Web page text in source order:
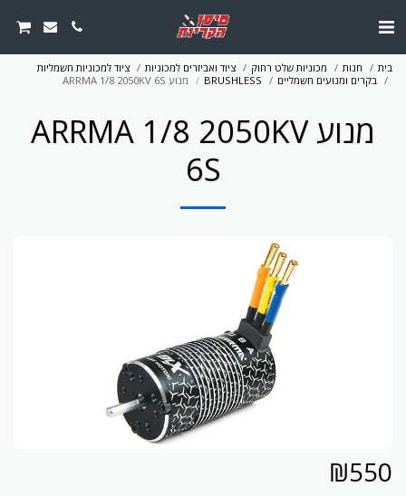
בית חנות מכוניות שלט רחוק ציוד ואביזרים למכוניות
ציוד למכוניות חשמליות
בקרים ומנועים חשמליים
BRUSHLESS מנוע ARRMA 1/8 2050KV 6S
מנוע ARRMA 1/8 2050KV
6S
₪550